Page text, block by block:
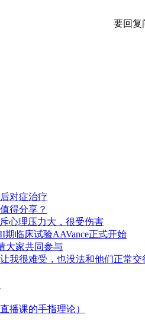
要回复
对症治疗
得分享？
心理压力大，很受伤害
临床试验AAVance正式开始
大家共同参与
我很难受，也没法和他们正常交
播课的手指理论）